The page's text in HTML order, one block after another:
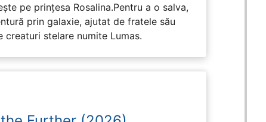
pe prinţesa Rosalina.Pentru a o salva,
prin galaxie, ajutat de fratele său
creaturi stelare numite Lumas.